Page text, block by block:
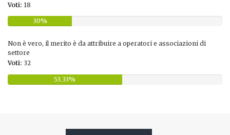
Voti: 18
30%
Non è vero, il merito è da attribuire a operatori e associazioni di
settore
Voti: 32
53.33%